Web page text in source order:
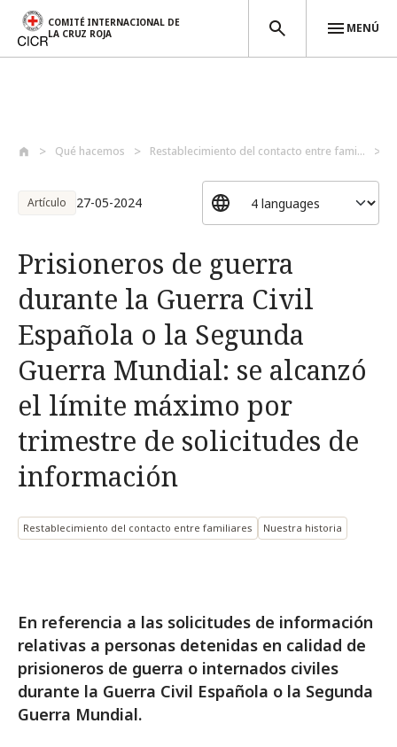
COMITÉ INTERNACIONAL DE
LA CRUZ ROJA
MENÚ
Qué hacemos Restablecimiento del contacto entre fami...
Artículo 27-05-2024
Prisioneros de guerra
durante la Guerra Civil
Española o la Segunda
Guerra Mundial: se alcanzó
el límite máximo por
trimestre de solicitudes de
información
Restablecimiento del contacto entre familiares Nuestra historia
En referencia a las solicitudes de información
relativas a personas detenidas en calidad de
prisioneros de guerra o internados civiles
durante la Guerra Civil Española o la Segunda
Guerra Mundial.